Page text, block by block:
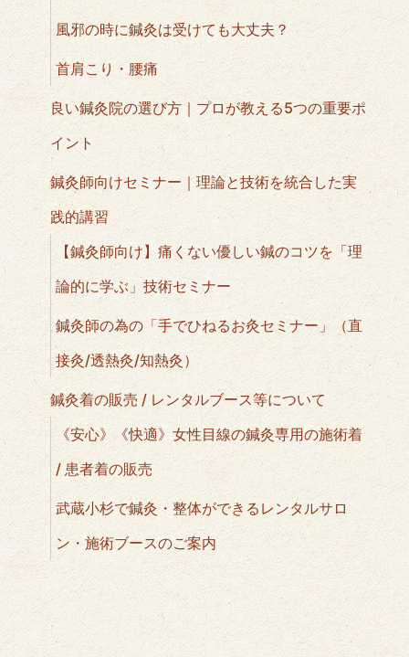
風邪の時に鍼灸は受けても大丈夫？
首肩こり・腰痛
良い鍼灸院の選び方｜プロが教える5つの重要ポ
イント
鍼灸師向けセミナー｜理論と技術を統合した実
践的講習
【鍼灸師向け】痛くない優しい鍼のコツを「理
論的に学ぶ」技術セミナー
鍼灸師の為の「手でひねるお灸セミナー」（直
接灸/透熱灸/知熱灸）
鍼灸着の販売 / レンタルブース等について
《安心》《快適》女性目線の鍼灸専用の施術着
/ 患者着の販売
武蔵小杉で鍼灸・整体ができるレンタルサロ
ン・施術ブースのご案内